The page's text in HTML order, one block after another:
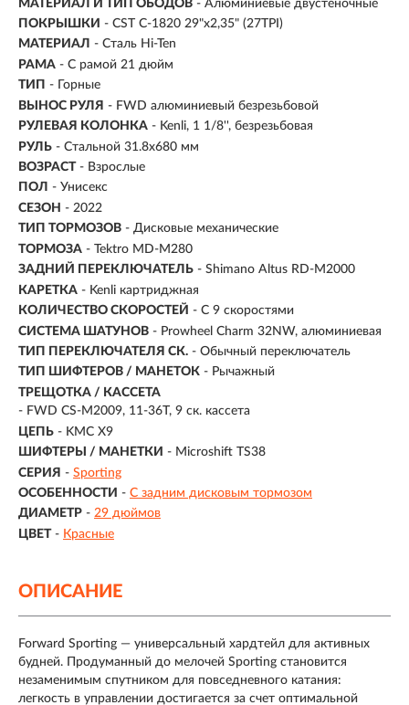
МАТЕРИАЛ И ТИП ОБОДОВ - Алюминиевые двустеночные
ПОКРЫШКИ - CST C-1820 29"x2,35" (27TPI)
МАТЕРИАЛ - Сталь Hi-Ten
РАМА - С рамой 21 дюйм
ТИП -
Горные
ВЫНОС РУЛЯ - FWD алюминиевый безрезьбовой
РУЛЕВАЯ КОЛОНКА - Kenli, 1 1/8'', безрезьбовая
РУЛЬ - Стальной 31.8х680 мм
ВОЗРАСТ - Взрослые
ПОЛ - Унисекс
СЕЗОН - 2022
ТИП ТОРМОЗОВ - Дисковые механические
ТОРМОЗА - Tektro MD-M280
ЗАДНИЙ ПЕРЕКЛЮЧАТЕЛЬ - Shimano Altus RD-M2000
КАРЕТКА - Kenli картриджная
КОЛИЧЕСТВО СКОРОСТЕЙ - С 9 скоростями
СИСТЕМА ШАТУНОВ - Prowheel Charm 32NW, алюминиевая
ТИП ПЕРЕКЛЮЧАТЕЛЯ СК. - Обычный переключатель
ТИП ШИФТЕРОВ / МАНЕТОК - Рычажный
ТРЕЩОТКА / КАССЕТА
- FWD CS-M2009, 11-36T, 9 ск. кассета
ЦЕПЬ - KMC X9
ШИФТЕРЫ / МАНЕТКИ - Microshift TS38
СЕРИЯ - Sporting
ОСОБЕННОСТИ - С задним дисковым тормозом
ДИАМЕТР - 29 дюймов
ЦВЕТ - Красные
ОПИСАНИЕ
Forward Sporting — универсальный хардтейл для активных
будней. Продуманный до мелочей Sporting становится
незаменимым спутником для повседневного катания:
легкость в управлении достигается за счет оптимальной